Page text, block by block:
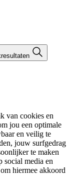
van cookies en
jou een optimale
en veilig te
jouw surfgedrag
te maken
social media en
hiermee akkoord